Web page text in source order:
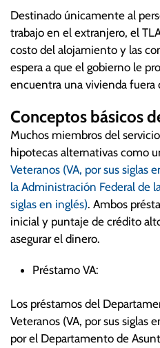
Destinado únicamente al
trabajo en el extranjero, el
costo del alojamiento y las
espera a que el gobierno le
encuentra una vivienda fuera
Conceptos básicos
Muchos miembros del
hipotecas alternativas como
Veteranos (VA, por sus siglas
la Administración Federal de
siglas en inglés). Ambos
inicial y puntaje de crédito
asegurar el dinero.
Préstamo VA:
Los préstamos del
Veteranos (VA, por sus siglas
por el Departamento de